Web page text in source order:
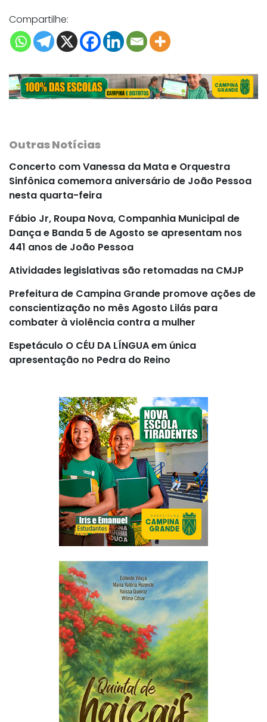
Compartilhe:
Outras Notícias
Concerto com Vanessa da Mata e Orquestra
Sinfônica comemora aniversário de João Pessoa
nesta quarta-feira
Fábio Jr, Roupa Nova, Companhia Municipal de
Dança e Banda 5 de Agosto se apresentam nos
441 anos de João Pessoa
Atividades legislativas são retomadas na CMJP
Prefeitura de Campina Grande promove ações de
conscientização no mês Agosto Lilás para
combater à violência contra a mulher
Espetáculo O CÉU DA LÍNGUA em única
apresentação no Pedra do Reino